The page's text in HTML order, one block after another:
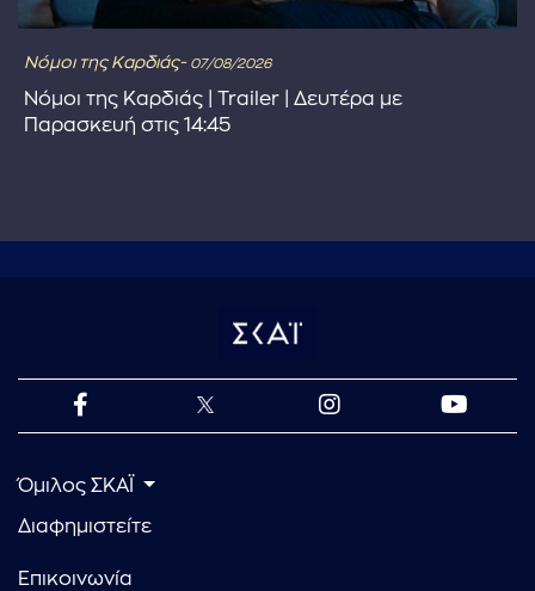
Νόμοι της Καρδιάς- 07/08/2026
Νόμοι της Καρδιάς | Trailer | Δευτέρα με
Παρασκευή στις 14:45
Όμιλος ΣΚΑΪ
Διαφημιστείτε
Επικοινωνία